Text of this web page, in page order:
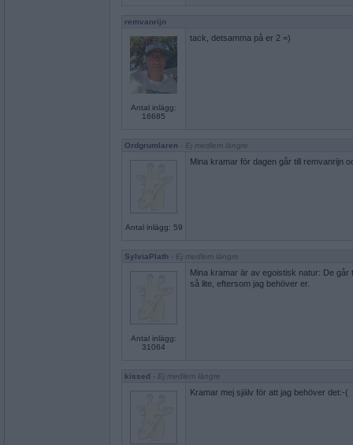
remvanrijn
Antal inlägg:
16685
tack, detsamma på er 2 =)
Ordgrumlaren - Ej medlem längre
Antal inlägg: 59
Mina kramar för dagen går till remvanrijn
SylviaPlath - Ej medlem längre
Antal inlägg:
31064
Mina kramar är av egoistisk natur: De går
så lite, eftersom jag behöver er.
kissed - Ej medlem längre
Kramar mej själv för att jag behöver det:-(